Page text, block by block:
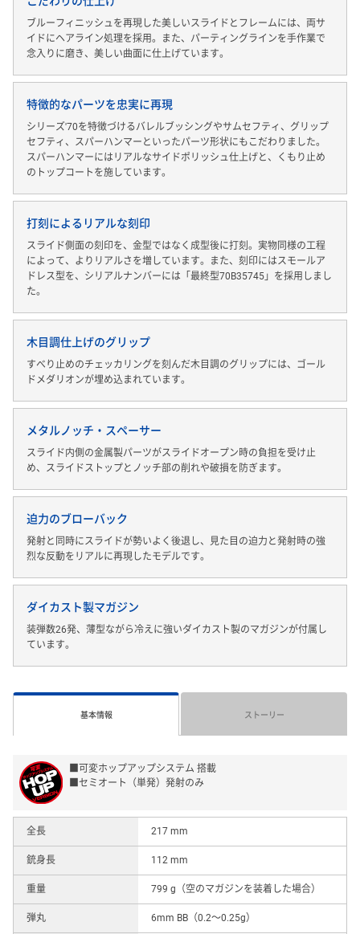
ブルーフィニッシュを再現した美しいスライドとフレームには、両サ
イドにヘアライン処理を採用。また、パーティングラインを手作業で
念入りに磨き、美しい曲面に仕上げています。
特徴的なパーツを忠実に再現
シリーズ'70を特徴づけるバレルブッシングやサムセフティ、グリップ
セフティ、スパーハンマーといったパーツ形状にもこだわりました。
スパーハンマーにはリアルなサイドポリッシュ仕上げと、くもり止め
のトップコートを施しています。
打刻によるリアルな刻印
スライド側面の刻印を、金型ではなく成型後に打刻。実物同様の工程
によって、よりリアルさを増しています。また、刻印にはスモールア
ドレス型を、シリアルナンバーには「最終型70B35745」を採用しまし
た。
木目調仕上げのグリップ
すべり止めのチェッカリングを刻んだ木目調のグリップには、ゴール
ドメダリオンが埋め込まれています。
メタルノッチ・スペーサー
スライド内側の金属製パーツがスライドオープン時の負担を受け止
め、スライドストップとノッチ部の削れや破損を防ぎます。
迫力のブローバック
発射と同時にスライドが勢いよく後退し、見た目の迫力と発射時の強
烈な反動をリアルに再現したモデルです。
ダイカスト製マガジン
装弾数26発、薄型ながら冷えに強いダイカスト製のマガジンが付属し
ています。
基本情報
■可変ホップアップシステム 搭載
■セミオート（単発）発射のみ
全長 217 mm
銃身長 112 mm
重量 799 g（空のマガジンを装着した場合）
弾丸 6mm BB（0.2〜0.25g）
ストーリー